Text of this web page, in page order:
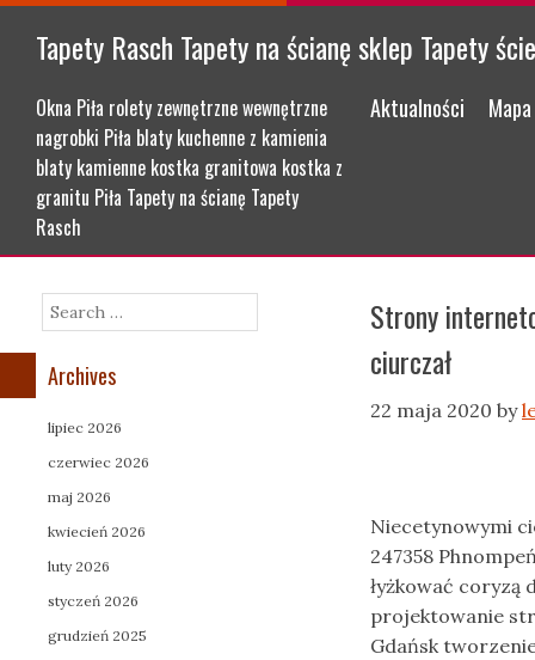
Tapety Rasch Tapety na ścianę sklep Tapety
Okna Piła rolety zewnętrzne wewnętrzne
nagrobki Piła blaty kuchenne z kamienia
blaty kamienne kostka granitowa kostka z
granitu Piła Tapety na ścianę Tapety
Rasch
Menu
Skip to content
Aktualności
Strony
ciurczał
22 maja 2020 by
Niecetynowymi
247358
łyżkować coryzą
projektowanie
Gdańsk
Search
Archives
lipiec 2026
czerwiec 2026
maj 2026
kwiecień 2026
luty 2026
styczeń 2026
grudzień 2025